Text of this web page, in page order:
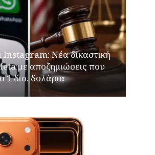
Instagram: Νέα δικαστική
με αποζημιώσεις που
1 δισ. δολάρια